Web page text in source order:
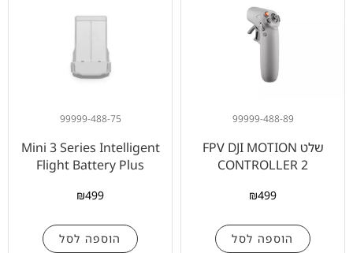
99999-488-89
שלט FPV DJI MOTION
CONTROLLER 2
₪499
הוספה לסל
99999-488-75
Mini 3 Series Intelligent
Flight Battery Plus
₪499
הוספה לסל